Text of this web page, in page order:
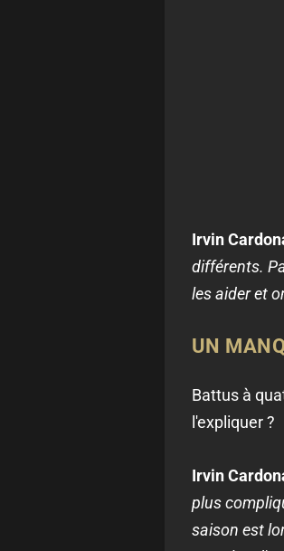
Irvin
différents.
les aider et
UN
Battus à
l'expliquer ?
Irvin
plus
saison est